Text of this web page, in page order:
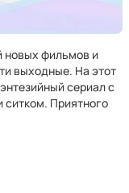
новых фильмов и
выходные. На этот
сериал с
ситком. Приятного